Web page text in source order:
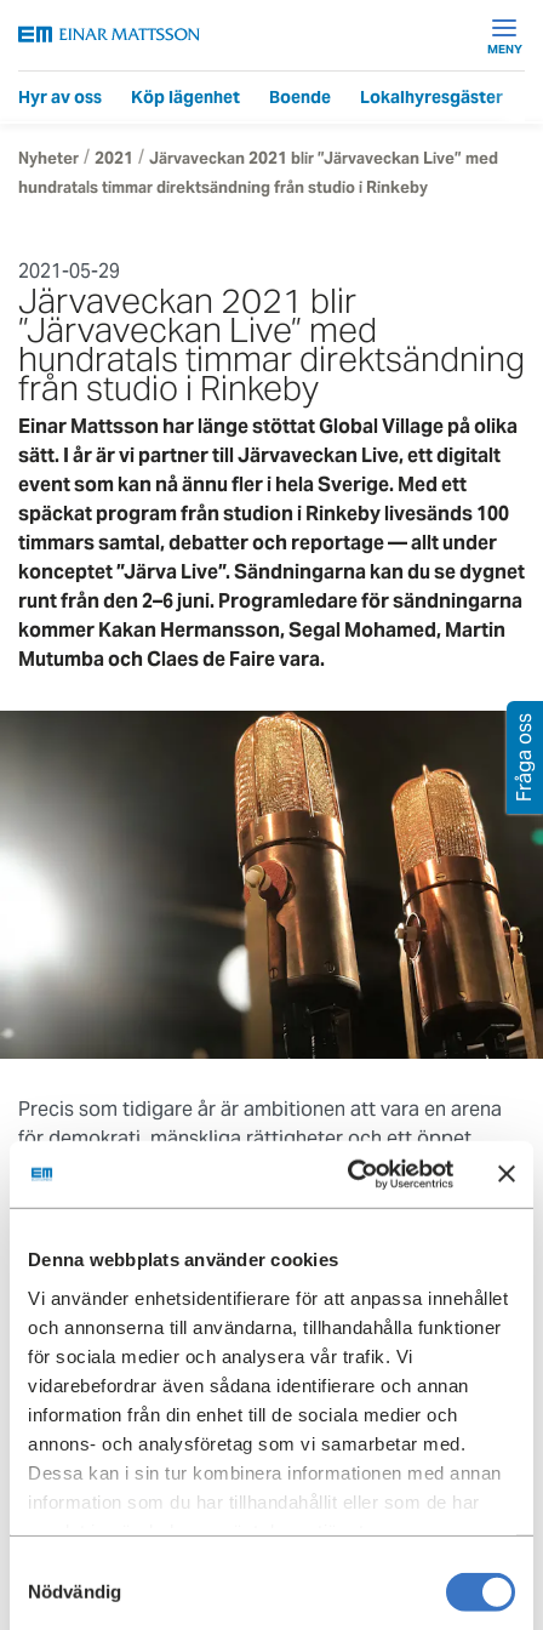
Denna webbplats använder cookies
Vi använder enhetsidentifierare för att anpassa innehållet
och annonserna till användarna, tillhandahålla funktioner
för sociala medier och analysera vår trafik. Vi
vidarebefordrar även sådana identifierare och annan
information från din enhet till de sociala medier och
annons- och analysföretag som vi samarbetar med.
Dessa kan i sin tur kombinera informationen med annan
information som du har tillhandahållit eller som de har
Nödvändig
MENY
Hyr av oss Köp lägenhet Boende Lokalhyresgäster
Nyheter / 2021 / Järvaveckan 2021 blir ”Järvaveckan Live” med
hundratals timmar direktsändning från studio i Rinkeby
2021-05-29
Järvaveckan 2021 blir
”Järvaveckan Live” med
hundratals timmar direktsändning
från studio i Rinkeby
Einar Mattsson har länge stöttat Global Village på olika
sätt. I år är vi partner till Järvaveckan Live, ett digitalt
event som kan nå ännu fler i hela Sverige. Med ett
späckat program från studion i Rinkeby livesänds 100
timmars samtal, debatter och reportage — allt under
konceptet ”Järva Live”. Sändningarna kan du se dygnet
runt från den 2–6 juni. Programledare för sändningarna
kommer Kakan Hermansson, Segal Mohamed, Martin
Mutumba och Claes de Faire vara.
Precis som tidigare år är ambitionen att vara en arena
för demokrati, mänskliga rättigheter och ett öppet
inkluderande samtal där fler röster får höras och mötas.
viktigare än någonsin. Som fastighetsägare i Järva gör
tryggare. Vårt bestånd i Hjulsta och våra hus i Tensta är
ett bevis på det, sägerStefan Ränk, koncernchef Einar
Mattsson.
Einar Mattsson är ett av Järvaveckan Lives
partnerföretag och uppmuntrar alla att följa
programmet. Vi kommer att delta med en monter i den
digitala arbetsmarknadsmässan Bazaren och i följande
programpunkter:
2 juni kl.19.15-19.55
Debatten ”Var ska jag bo?”
som pratar
Fråga oss